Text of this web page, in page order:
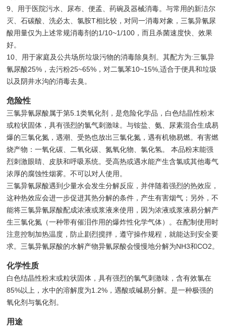
9、用于医院污水、尿布、便孟、药碗及器械消毒。与常用的新洁尔
灭、石碳酸、洗必太、氯胺T相比较，对同一消毒对象，三氯异氰尿
酸用量仅为上述常规消毒剂的1/10~1/100，而且杀菌速度快、效果
好。
10、用于家庭及公共场所垃圾污物的消毒除臭剂。其配方为:三氯异
氰尿酸25%，去污粉25~65%，对二氯苯10~15%,适合于便具和垃圾
以及阴井水沟的消毒去臭。
危险性
三氯异氰尿酸属于第5.1类氧化剂，是危险化学品，白色结晶性粉末
或粒状固体，具有强烈的氯气刺激味。与铵盐、氨、尿素混合生成易
爆的三氯化氮，遇潮、受热也放出三氯化氮，遇有机物易燃。有害燃
烧产物：一氧化碳、二氧化碳、氮氧化物、氯化氢。 本品粉末能强
烈刺激眼睛、皮肤和呼吸系统。受高热或遇水能产生含氯或其他毒气
浓厚的腐蚀性烟雾。不可以对人使用。
三氯异氰尿酸遇到少量水会发生分解反应，并伴随着强烈的热效应，
这种热效应会进一步促进其热分解的条件，产生有害烟气；另外，不
能将三氯异氰尿酸配成浓液或浆液来使用，因为浓液或浆液易分解产
生三氯化氮（一种带有催泪作用的爆炸性化学气体）。在配制使用时
注意控制加热温度，防止剧烈搅拌，遵守操作规程，就能达到安全要
求。三氯异氰尿酸的水解产物异氰尿酸会慢慢地分解为NH3和CO2。
化学性质
白色结晶性粉末或粒状固体，具有强烈的氯气刺激味，含有效氯在
85%以上，水中的溶解度为1.2%，遇酸或碱易分解。是一种极强的
氧化剂与氯化剂。
用途